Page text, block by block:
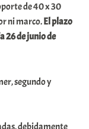
de 40 x 30
ni marco.El plazo
26 de junio de
segundo y